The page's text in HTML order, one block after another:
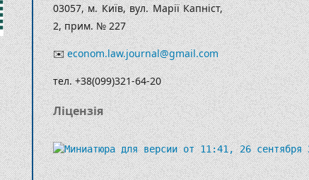
03057, м. Київ, вул. Марії Капніст,
2, прим. № 227
✉️econom.law.journal@gmail.com
тел. +38(099)321-64-20
Ліцензія